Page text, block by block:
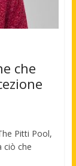
che
Pitti Pool,
ciò che